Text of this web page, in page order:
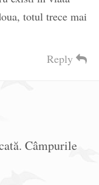
totul trece mai
Reply
Câmpurile